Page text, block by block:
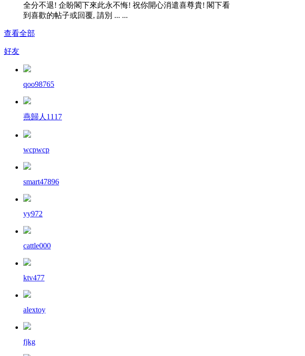
全分不退! 企盼閣下來此永不悔! 祝你開心消遣喜尊貴! 閣下看
到喜歡的帖子或回覆, 請別 ... ...
查看全部
好友
qoo98765
燕歸人1117
wcpwcp
smart47896
yy972
cattle000
ktv477
alextoy
fjkg